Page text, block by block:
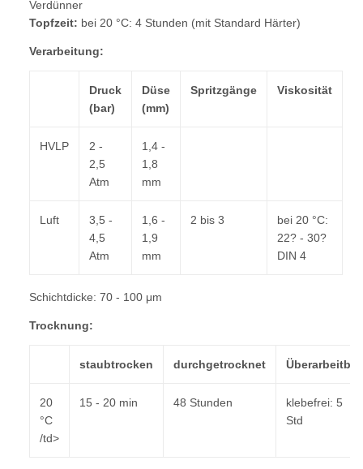
Verdünner
Topfzeit: bei 20 °C: 4 Stunden (mit Standard Härter)
Verarbeitung:
Druck
(bar)
Düse
(mm)
Spritzgänge Viskosität
HVLP
2 -
2,5
Atm
1,4 -
1,8
mm
Luft
3,5 -
4,5
Atm
1,6 -
1,9
mm
2 bis 3
bei 20 °C:
22? - 30?
DIN 4
Schichtdicke: 70 - 100 μm
Trocknung:
staubtrocken durchgetrocknet Überarbeitbar
20
°C
/td>
15 - 20 min 48 Stunden
klebefrei: 5
Std